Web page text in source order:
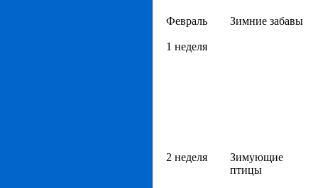
Февраль
1 неделя
Зимние забавы
2 неделя
Зимующие
птицы